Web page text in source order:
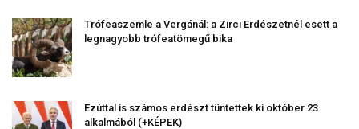
Trófeaszemle a Vergánál: a Zirci Erdészetnél esett a
legnagyobb trófeatömegű bika
Ezúttal is számos erdészt tüntettek ki október 23.
alkalmából (+KÉPEK)